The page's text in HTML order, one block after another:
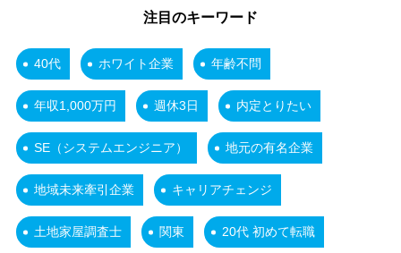
注目のキーワード
40代 ホワイト企業 年齢不問
年収1,000万円 週休3日 内定とりたい
SE（システムエンジニア） 地元の有名企業
地域未来牽引企業 キャリアチェンジ
土地家屋調査士 関東 20代 初めて転職